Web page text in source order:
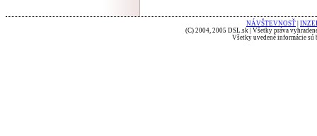
NÁVŠTEVNOSŤ
(C) 2004, 2005 DSL.sk | Všetky práva
Všetky uvedené informácie sú